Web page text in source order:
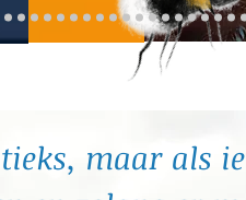
maar als